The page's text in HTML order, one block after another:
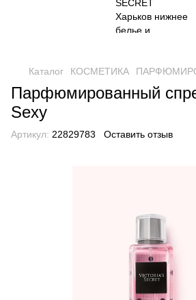
Каталог КОСМЕТИКА
Парфюмированный
Sexy
Артикул: 22829783 Оставить отзыв